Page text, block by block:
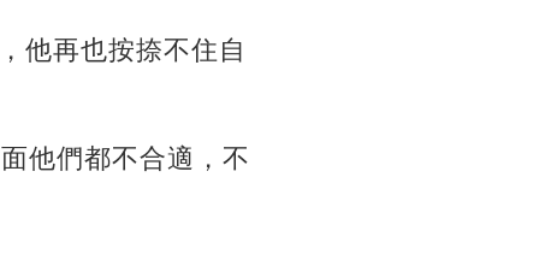
他再也按捺不住自
他們都不合適，不